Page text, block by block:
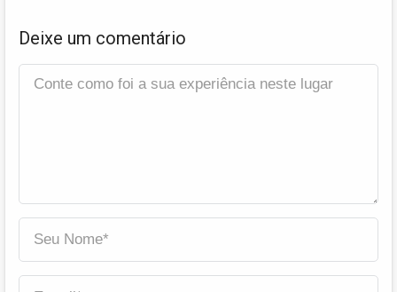
Deixe um comentário